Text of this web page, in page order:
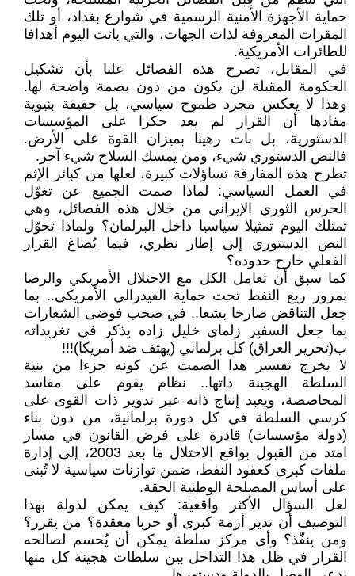
حماية الأجهزة الأمنية الرسمية في شوارع بغداد، أو تلك
المقرات المعروفة لذات الجهات، والتي باتت اليوم أهدافا
للطائرات الأمريكية.
في المقابل، تصرح هذه الفصائل علنا بأن تشكيل
الحكومة المقبلة لن يكون من دون بصمة واضحة لها.
وهذا لا يعكس مجرد طموح سياسي، بل حقيقة بنيوية
مفادها أن القرار لم يعد حكرا على المؤسسات
الدستورية، بل بات رهينا بميزان القوة على الأرض.
فالنص الدستوري شيء، ومن يمسك السلاح شيء آخر.
تطرح هذه المفارقة تساؤلات كبيرة، لعلها من كبائر الإثم
في العمل السياسي: لماذا صمت الجميع عن تغوّل
الحرس الثوري الإيراني من خلال هذه الفصائل، وهي
تمتلك اليوم تمثيلا سياسيا داخل البرلمان؟ ولماذا تحوّل
النص الدستوري إلى إطار نظري، فيما يُصاغ القرار
الفعلي خارج حدوده؟
كما سبق أن تعامل الكل مع الاحتلال الأمريكي والرضا
بمرور ريع النفط تحت حماية الفيدرالي الأمريكي.. بما
جعل التناقض صارخا بشعا.. في صخب فوضى الشعارات
بما جعل السفير زلماي خليل زاده يذكر في تغريداته
ب(تحرير العراق) كل برلماني (يهتف ضد أمريكا)!!!
لا يخرج تفسير هذا الصمت عن كونه جزءا من بنية
السلطة الهجينة ذاتها.. نظام يقوم على مفاسد
المحاصصة، ويعيد إنتاج ذاته عبر تدوير ذات القوى على
كرسي السلطة في كل دورة برلمانية، من دون بناء
(دولة مؤسسات) قادرة على فرض القانون في مسار
امتد من القبول بواقع الاحتلال ما بعد 2003، إلى إدارة
ملفات كبرى كعقود النفط، ضمن توازنات سياسية لا تُبنى
على أساس المصلحة الوطنية الحقة.
لعل السؤال الأكثر واقعية: كيف يمكن لدولة بهذا
التوصيف أن تدير أزمة كبرى أو حربا معقدة؟ من يقرر؟
ومن ينفّذ؟ وأي مركز سلطة يمكن أن يُحسم لصالحه
القرار في ظل هذا التداخل بين سلطات هجينة كل منها